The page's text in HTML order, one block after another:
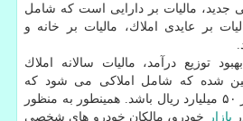
جدید، مالیات بر دارایی است كه شامل
بر عایدی املاك، مالیات بر خانه و
توزیع درآمد، مالیات سالانه املاك
شده كه شامل املاكی می شود كه
مجموع ارزش آنها بیشتر از ۵۰ میلیارد ریال باشد. همینطور به منظور
بازار
خودرو، مالكان خودرو های شخصی